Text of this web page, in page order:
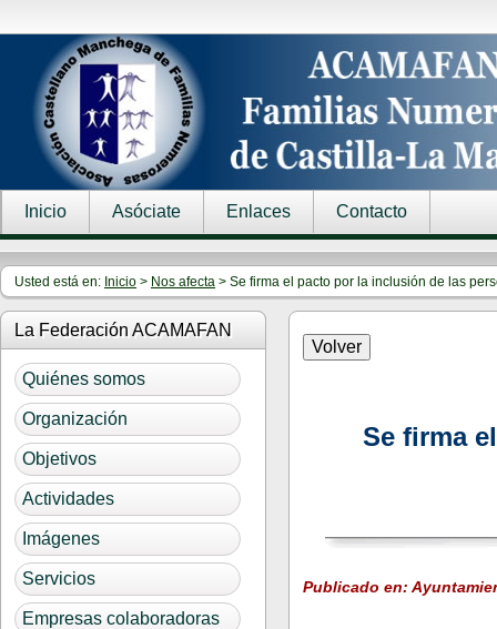
Inicio Asóciate Enlaces Contacto
Usted está en: Inicio > Nos afecta > Se firma el pacto por la inclusión de las
La Federación ACAMAFAN
Quiénes somos
Organización
Objetivos
Actividades
Imágenes
Servicios
Empresas colaboradoras
Se firma
Publicado en: